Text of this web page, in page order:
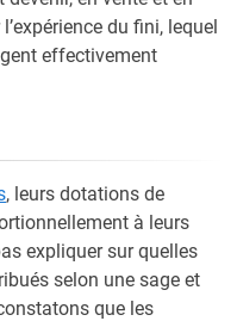
du fini, lequel
effectivement
, leurs dotations de
à leurs
expliquer sur quelles
selon une sage et
que les